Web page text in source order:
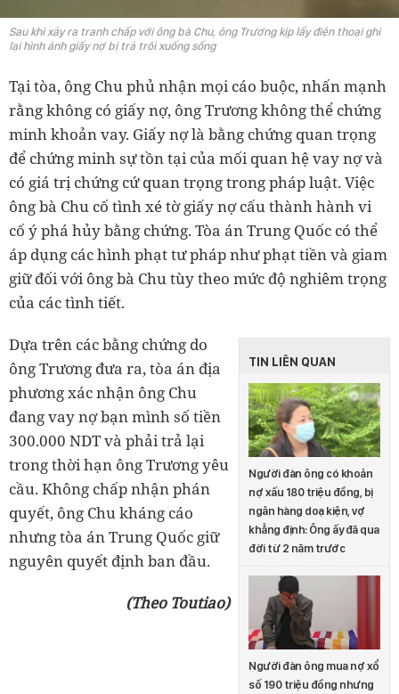
Sau khi xảy ra tranh chấp với ông bà Chu, ông Trương kịp lấy điện thoại ghi
lại hình ảnh giấy nợ bị trả trôi xuống sống
Tại tòa, ông Chu phủ nhận mọi cáo buộc, nhấn mạnh
rằng không có giấy nợ, ông Trương không thể chứng
minh khoản vay. Giấy nợ là bằng chứng quan trọng
để chứng minh sự tồn tại của mối quan hệ vay nợ và
có giá trị chứng cứ quan trọng trong pháp luật. Việc
ông bà Chu cố tình xé tờ giấy nợ cấu thành hành vi
cố ý phá hủy bằng chứng. Tòa án Trung Quốc có thể
áp dụng các hình phạt tư pháp như phạt tiền và giam
giữ đối với ông bà Chu tùy theo mức độ nghiêm trọng
của các tình tiết.
TIN LIÊN QUAN
Người đàn ông có khoản
nợ xấu 180 triệu đồng, bị
ngân hàng doạ kiện, vợ
khẳng định: Ông ấy đã qua
đời từ 2 năm trước
Người đàn ông mua nợ xổ
số 190 triệu đồng nhưng
Dựa trên các bằng chứng do
ông Trương đưa ra, tòa án địa
phương xác nhận ông Chu
đang vay nợ bạn mình số tiền
300.000 NDT và phải trả lại
trong thời hạn ông Trương yêu
cầu. Không chấp nhận phán
quyết, ông Chu kháng cáo
nhưng tòa án Trung Quốc giữ
nguyên quyết định ban đầu.
(Theo Toutiao)